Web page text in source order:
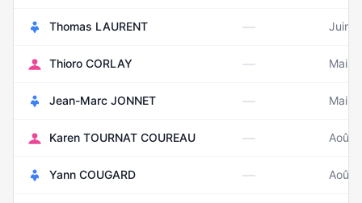
Thomas LAURENT — Juin
Thioro CORLAY — Mai
Jean-Marc JONNET — Mai
Karen TOURNAT COUREAU — Août
Yann COUGARD — Août